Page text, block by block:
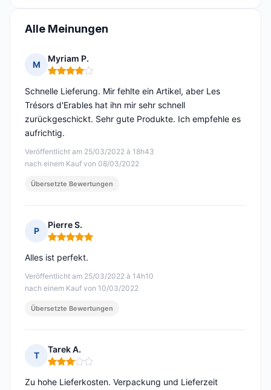
Alle Meinungen
M
Myriam P.
Hinweis: 4 von 5
Veröffentlicht am 25/03/2022 à 18h43
nach einem Kauf von 08/03/2022
Schnelle Lieferung. Mir fehlte ein Artikel, aber Les
Trésors d'Erables hat ihn mir sehr schnell
zurückgeschickt. Sehr gute Produkte. Ich empfehle es
aufrichtig.
Übersetzte Bewertungen
P
Pierre S.
Hinweis: 5 von 5
Veröffentlicht am 25/03/2022 à 14h10
nach einem Kauf von 10/03/2022
Alles ist perfekt.
Übersetzte Bewertungen
T
Tarek A.
Hinweis: 3 von 5
Zu hohe Lieferkosten. Verpackung und Lieferzeit